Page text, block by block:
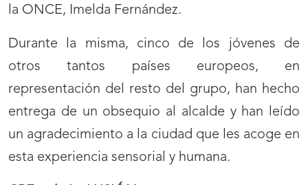
la ONCE, Imelda Fernández.
Durante la misma, cinco de los jóvenes de
otros tantos países europeos, en
representación del resto del grupo, han hecho
entrega de un obsequio al alcalde y han leído
un agradecimiento a la ciudad que les acoge en
esta experiencia sensorial y humana.